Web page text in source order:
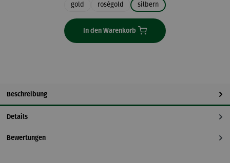
gold roségold silbern
In den Warenkorb
Beschreibung
Details
Bewertungen